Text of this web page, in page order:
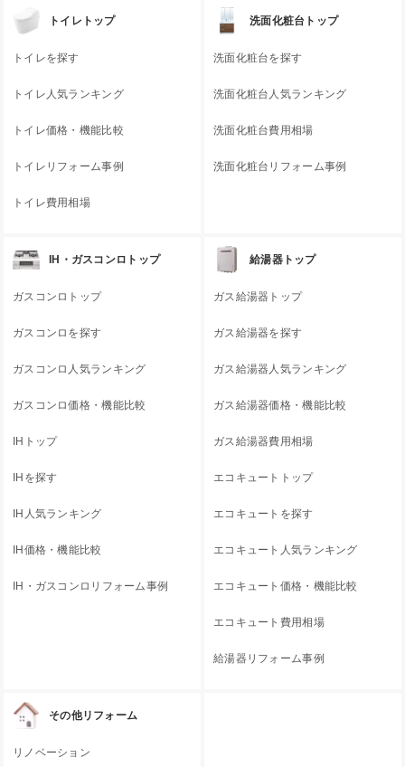
トイレトップ
トイレを探す
トイレ人気ランキング
トイレ価格・機能比較
トイレリフォーム事例
トイレ費用相場
洗面化粧台トップ
洗面化粧台を探す
洗面化粧台人気ランキング
洗面化粧台費用相場
洗面化粧台リフォーム事例
IH・ガスコンロトップ
ガスコンロトップ
ガスコンロを探す
ガスコンロ人気ランキング
ガスコンロ価格・機能比較
IHトップ
IHを探す
IH人気ランキング
IH価格・機能比較
IH・ガスコンロリフォーム事例
給湯器トップ
ガス給湯器トップ
ガス給湯器を探す
ガス給湯器人気ランキング
ガス給湯器価格・機能比較
ガス給湯器費用相場
エコキュートトップ
エコキュートを探す
エコキュート人気ランキング
エコキュート価格・機能比較
エコキュート費用相場
給湯器リフォーム事例
その他リフォーム
リノベーション